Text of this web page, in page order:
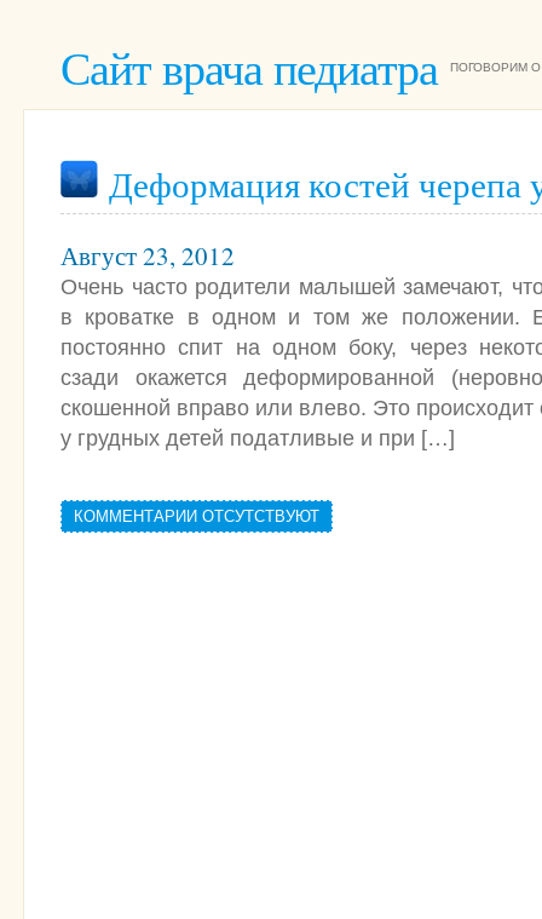
Сайт врача педиатра ПОГОВОРИМ
Деформация костей
Август 23, 2012
Очень часто родители малышей замечают,
в кроватке в одном и том же положении.
постоянно спит на одном боку, через
сзади окажется деформированной
скошенной вправо или влево. Это происходит
у грудных детей податливые и при […]
КОММЕНТАРИИ ОТСУТСТВУЮТ